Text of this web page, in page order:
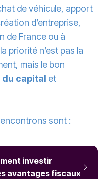
de véhicule, apport
d’entreprise,
de France ou à
priorité n’est pas la
mais le bon
capital et
sont :
investir
avantages fiscaux